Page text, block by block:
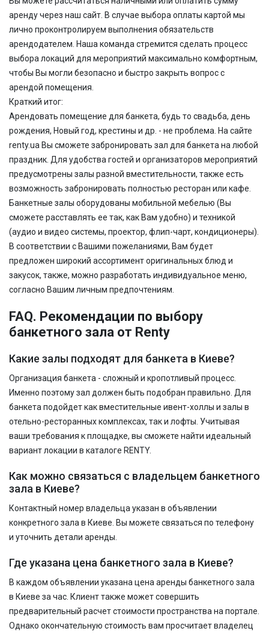
аренду через наш сайт. В случае выбора оплаты картой мы
лично проконтролируем выполнения обязательств
арендодателем. Наша команда стремится сделать процесс
выбора локаций для мероприятий максимально комфортным,
чтобы Вы могли безопасно и быстро закрыть вопрос с
арендой помещения.
Краткий итог:
Арендовать помещение для банкета, будь то свадьба, день
рождения, Новый год, крестины и др. - не проблема. На сайте
renty.ua Вы сможете забронировать зал для банкета на любой
праздник. Для удобства гостей и организаторов мероприятий
предусмотрены залы разной вместительности, также есть
возможность забронировать полностью ресторан или кафе.
Банкетные залы оборудованы мобильной мебелью (Вы
сможете расставлять ее так, как Вам удобно) и техникой
(аудио и видео системы, проектор, флип-чарт, кондиционеры).
В соответствии с Вашими пожеланиями, Вам будет
предложен широкий ассортимент оригинальных блюд и
закусок, также, можно разработать индивидуальное меню,
согласно Вашим личным предпочтениям.
FAQ. Рекомендации по выбору
банкетного зала от Renty
Какие залы подходят для банкета в Киеве?
Организация банкета - сложный и кропотливый процесс.
Именно поэтому зал должен быть подобран правильно. Для
банкета подойдет как вместительные ивент-холлы и залы в
отельно-ресторанных комплексах, так и лофты. Учитывая
ваши требования к площадке, вы сможете найти идеальный
вариант локации в каталоге RENTY.
Как можно связаться с владельцем банкетного
зала в Киеве?
Контактный номер владельца указан в объявлении
конкретного зала в Киеве. Вы можете связаться по телефону
и уточнить детали аренды.
Где указана цена банкетного зала в Киеве?
В каждом объявлении указана цена аренды банкетного зала
в Киеве за час. Клиент также может совершить
предварительный расчет стоимости пространства на портале.
Однако окончательную стоимость вам просчитает владелец